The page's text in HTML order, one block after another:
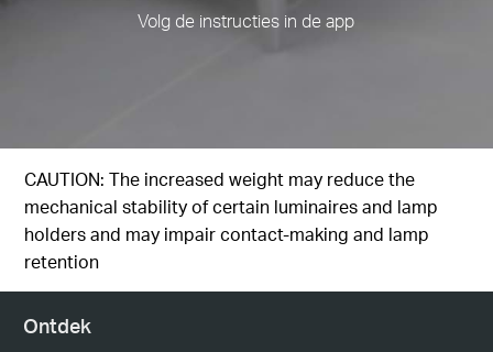
Volg de instructies in de app
CAUTION: The increased weight may reduce the
mechanical stability of certain luminaires and lamp
holders and may impair contact-making and lamp
retention
Ontdek